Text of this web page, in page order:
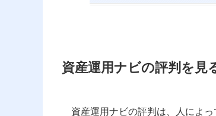
資産運用ナビの評判を見
資産運用ナビの評判は、人によ